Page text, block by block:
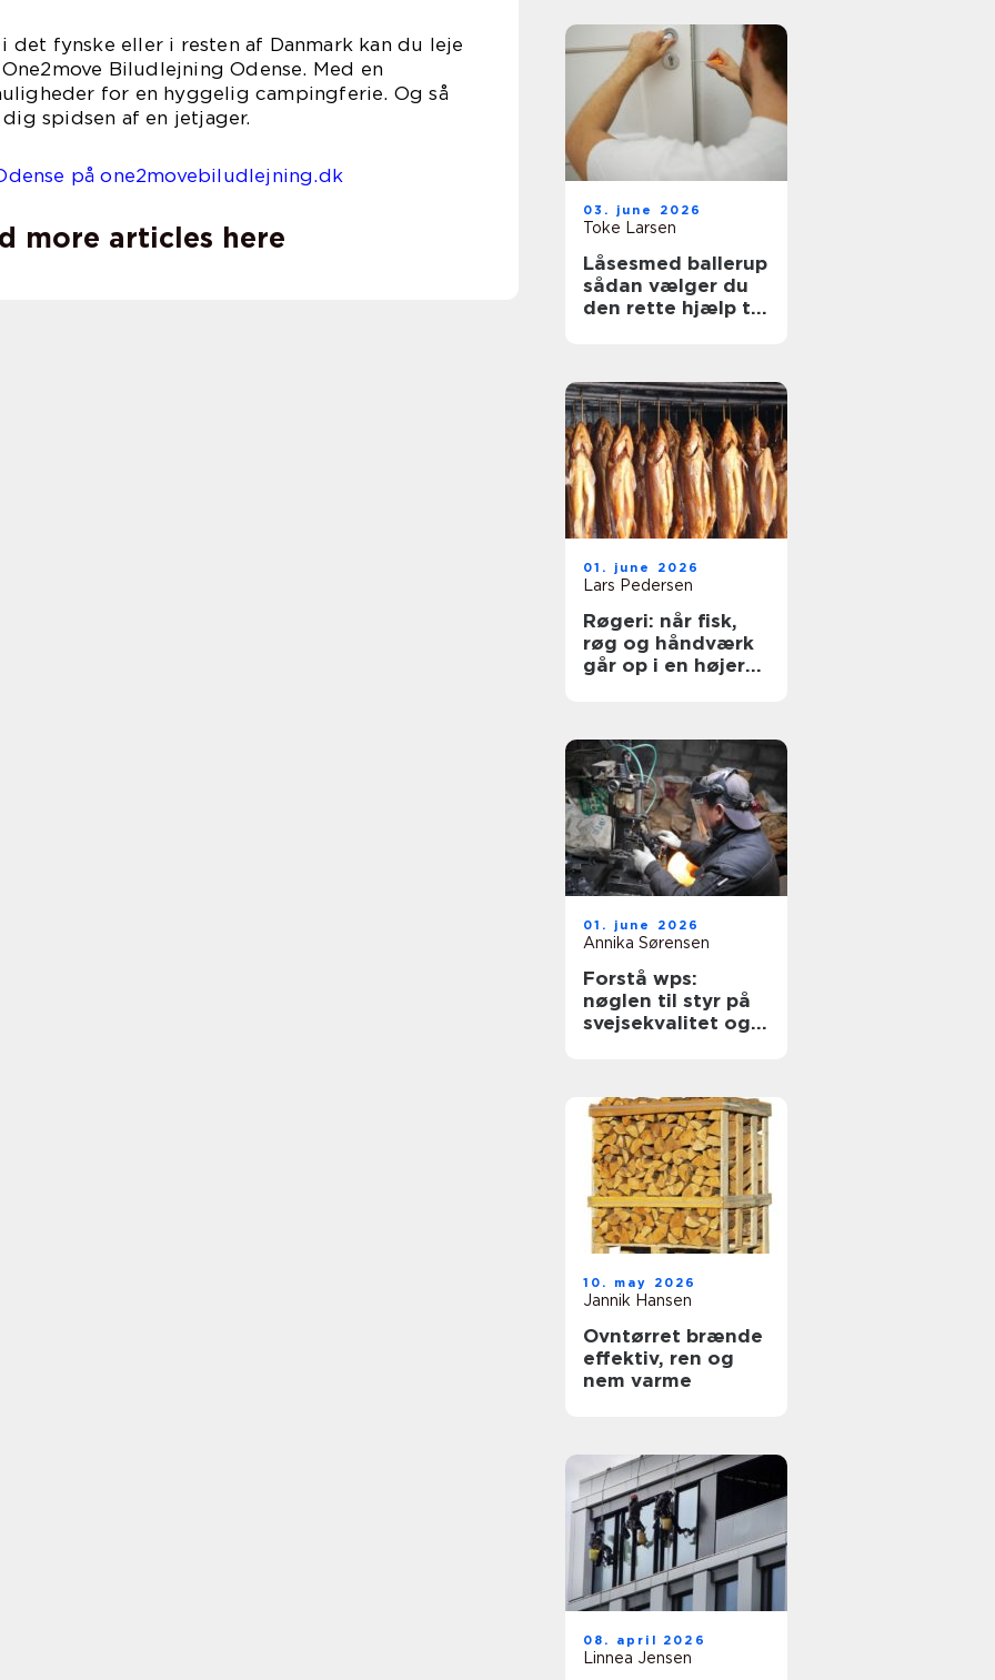
det fynske eller i resten af Danmark kan du leje
Biludlejning Odense. Med en
for en hyggelig campingferie. Og så
spidsen af en jetjager.
på one2movebiludlejning.dk
more articles here
03. june 2026
Toke Larsen
Låsesmed ballerup
sådan vælger du
den rette hjælp til
01. june 2026
Lars Pedersen
Røgeri: når fisk,
røg og håndværk
går op i en højere
01. june 2026
Annika Sørensen
Forstå wps:
nøglen til styr på
svejsekvalitet og
10. may 2026
Jannik Hansen
Ovntørret brænde
effektiv, ren og
nem varme
08. april 2026
Linnea Jensen